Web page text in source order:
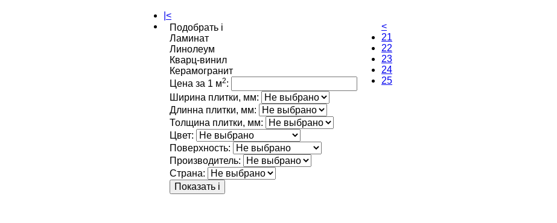
Подобрать i
Ламинат
Линолеум
Кварц-винил
Керамогранит
Цена за 1 м2:
Ширина плитки, мм:
Длинна плитки, мм:
Толщина плитки, мм:
Цвет:
Поверхность:
Производитель:
Страна:
Показать i
|<
<
21
22
23
24
25